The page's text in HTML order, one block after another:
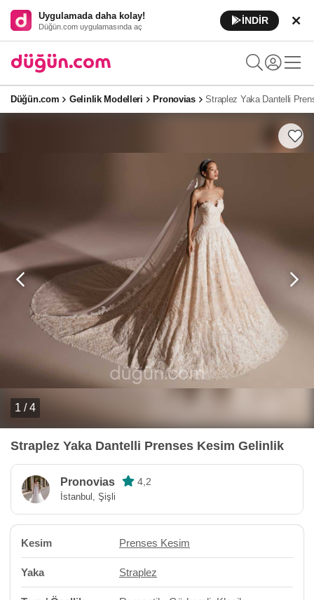
Uygulamada daha kolay!
Düğün.com uygulamasında aç
İNDİR
Düğün.com Gelinlik Modelleri Pronovias Straplez Yaka Dantelli
1 / 4
Straplez Yaka Dantelli Prenses Kesim Gelinlik
Pronovias 4,2
İstanbul, Şişli
Kesim Prenses Kesim
Yaka Straplez